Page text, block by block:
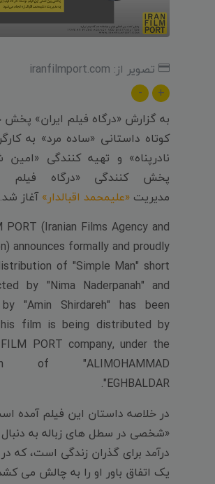
تصویر از: iranfilmport.com
+
-
به گزارش «درگاه فیلم ایران» پخش
کوتاه داستانی «ساده مرد» به
نادرپناه» و تهیه کنندگی «امین
پخش کنندگی «درگاه فیلم
مدیریت «علیمحمد اقبالدار» آغاز شد.
PORT (Iranian Films Agency and
announces formally and proudly
of "Simple Man" short
by "Nima Naderpanah" and
"Amin Shirdareh" has been
film is being distributed by
PORT company, under the
of "ALIMOHAMMAD
EGHBALDAR".
در خلاصه داستان این فیلم آمده
«شخصی در سطل های زباله به
درآمد برای گذران زندگی است، که
یک اتفاق باور او را به چالش می